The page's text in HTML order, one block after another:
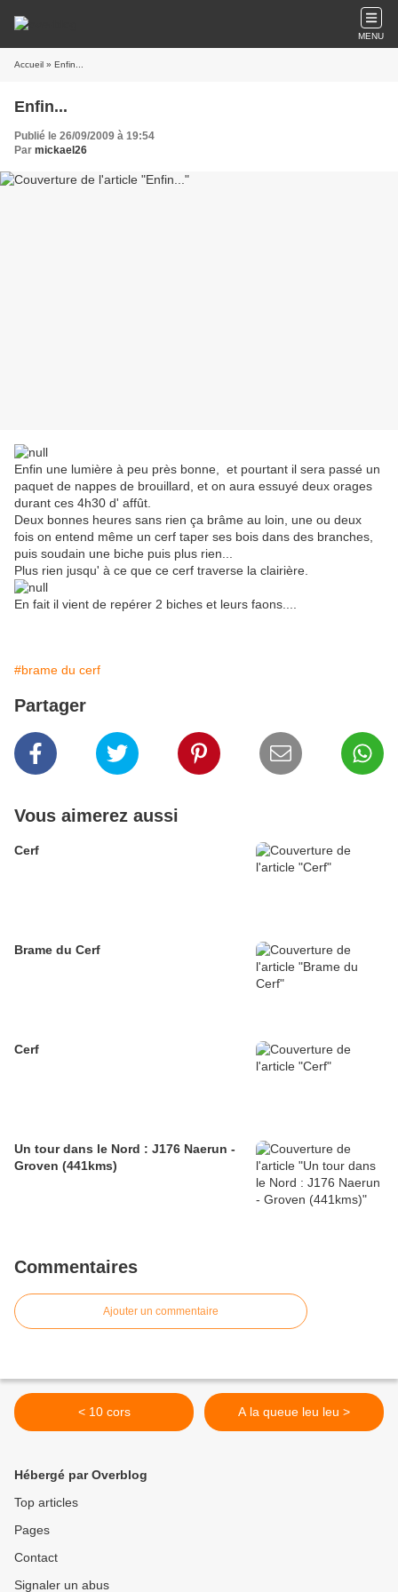
MENU
Accueil » Enfin...
Enfin...
Publié le 26/09/2009 à 19:54
Par mickael26
Enfin une lumière à peu près bonne, et pourtant il sera passé un
paquet de nappes de brouillard, et on aura essuyé deux orages
durant ces 4h30 d' affût.
Deux bonnes heures sans rien ça brâme au loin, une ou deux
fois on entend même un cerf taper ses bois dans des branches,
puis soudain une biche puis plus rien...
Plus rien jusqu' à ce que ce cerf traverse la clairière.
En fait il vient de repérer 2 biches et leurs faons....
#brame du cerf
Partager
Vous aimerez aussi
Cerf
Brame du Cerf
Cerf
Un tour dans le Nord : J176 Naerun -
Groven (441kms)
Commentaires
Ajouter un commentaire
< 10 cors A la queue leu leu >
Hébergé par Overblog
Top articles
Pages
Contact
Signaler un abus